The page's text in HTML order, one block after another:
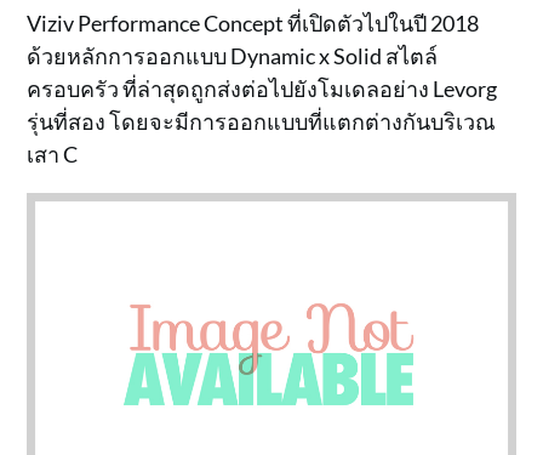
Viziv Performance Concept ที่เปิดตัวไปในปี 2018
ด้วยหลักการออกแบบ Dynamic x Solid สไตล์
ครอบครัว ที่ล่าสุดถูกส่งต่อไปยังโมเดลอย่าง Levorg
รุ่นที่สอง โดยจะมีการออกแบบที่แตกต่างกันบริเวณ
เสา C